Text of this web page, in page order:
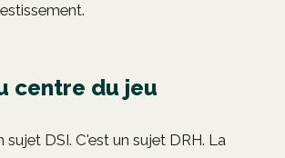
centre du jeu
sujet DSI. C'est un sujet DRH. La